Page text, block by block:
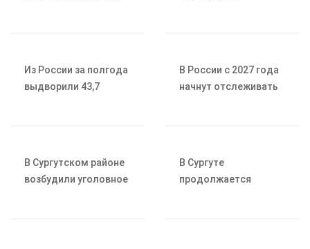
Из России за полгода
выдворили 43,7
В России с 2027 года
начнут отслеживать
В Сургутском районе
возбудили уголовное
В Сургуте
продолжается